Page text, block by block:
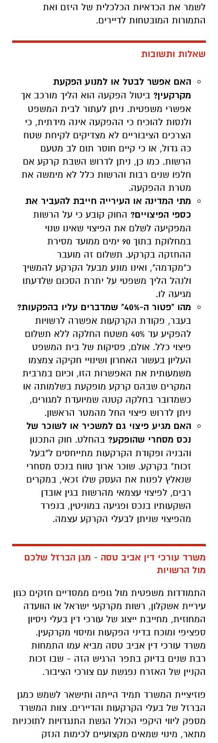
לשמר את הכדאיות הכלכלית של היזם ואת
התמורות המובטחות לדיירים.
שאלות ותשובות
האם אפשר לבטל או למנוע הפקעת
מקרקעין? ביטול הפקעה הוא הליך מורכב אך
אפשרי משפטית. ניתן לעתור לבית המשפט
ולנסות להוכיח כי ההפקעה אינה מידתית, כי
הצרכים הציבוריים לא מצדיקים לקיחת שטח
כה גדול, או כי קיים חוסר תום לב מטעם
הרשות. כמו כן, ניתן לדרוש השבת קרקע אם
חלפו שנים רבות והרשות כלל לא מימשה את
מטרת ההפקעה.
מתי המדינה או העירייה חייבת להעביר את
כספי הפיצויים? החוק קובע כי על הרשות
המפקיעה לשלם את הפיצוי שאינו שנוי
במחלוקת בתוך 90 ימים ממועד מסירת
ההחזקה בקרקע. תשלום זה מועבר
כ"מקדמה", ואינו מונע מבעל הקרקע להמשיך
ולנהל הליך משפטי על יתרת הסכום שלדעתו
מגיעה לו.
מהו "פטור ה-40%" שמדברים עליו בהפקעות ?
בעבר, פקודת הקרקעות אפשרה לרשויות
להפקיע עד 40% משטח החלקה ללא תשלום
פיצוי כלל. אולם, פסיקות של בית המשפט
העליון בעשור האחרון ושינויי חקיקה צמצמו
משמעותית את האפשרות הזו, וכיום במרבית
המקרים שבהם קרקע מופקעת בשלמותה או
כשמדובר בחלקה קטנה שמיועדת למגורים,
ניתן לדרוש פיצוי החל מהמטר הראשון.
האם מגיע פיצוי גם למשכיר או לשוכר של
נכס מסחרי שהופקע? בהחלט. חוק התכנון
והבניה ופקודת הקרקעות מתייחסים ל"בעל
זכות" בקרקע. שוכר ארוך טווח בנכס מסחרי
שנאלץ לפנות את העסק שלו זכאי, במקרים
רבים, לפיצוי עצמאי מהרשות בגין אובדן
השקעותיו בנכס ופגיעה במוניטין, בנפרד
מהפיצוי שניתן לבעלי הקרקע עצמה.
משרד עורכי דין אביב טסה - מגן הברזל שלכם
מול הרשויות
התמודדות משפטית מול גופים ממסדיים חזקים כגון
עיריית אשקלון, רשות מקרקעי ישראל או הוועדה
המחוזית, מחייבת ייצוג של עורכי דין בעלי ניסיון
ספציפי ומוכח בדיני הפקעות ומיסוי מקרקעין.
משרד עורכי דין אביב טסה מביא עמו התמחות
רבת שנים בדיוק בתפר הרגיש הזה - שבו זכות
הקניין של האזרח נפגשת עם צורכי הציבור.
פוזיציית המשרד תמיד הייתה ותישאר לשמש כמגן
הברזל של בעלי הקרקעות והדיירים. צוות המשרד
מספק ליווי היקפי הכולל הגשת התנגדויות לתוכניות
מתאר, מינוי שמאים מקצועיים לכימות הנזק